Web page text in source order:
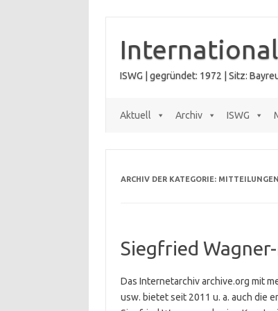
springen
ISWG | gegründet: 1972 | Sitz:
Aktuell Archiv ISWG
ARCHIV DER KATEGORIE:
Siegfried
Das Internetarchiv archive.org mit
usw. bietet seit 2011 u. a. auch die